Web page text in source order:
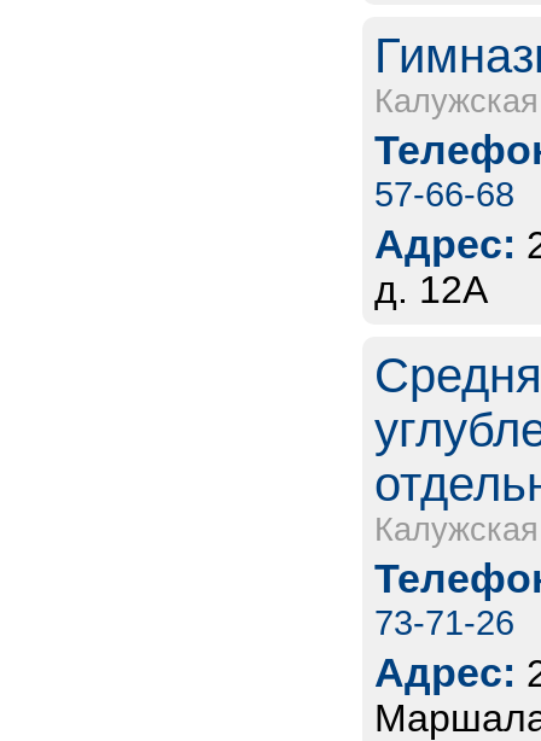
57-66-68
Адрес:
д. 12А
73-71-26
Адрес: